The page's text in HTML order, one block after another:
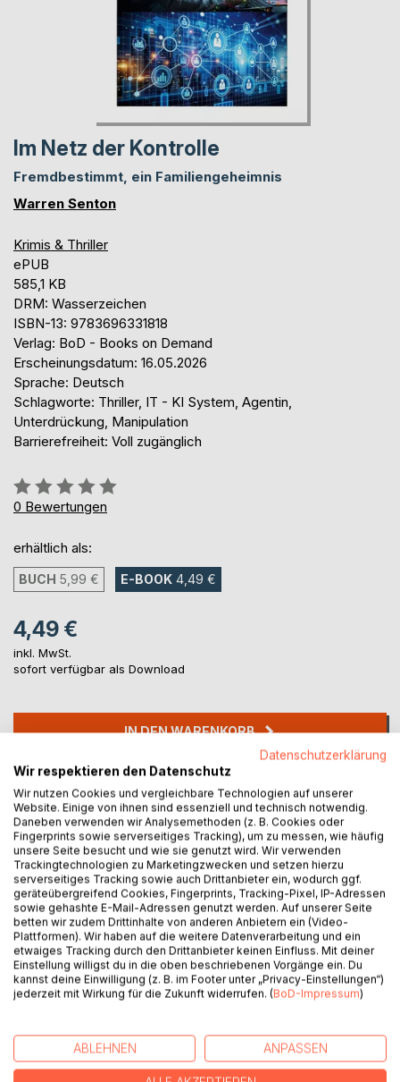
Im Netz der Kontrolle
Fremdbestimmt, ein Familiengeheimnis
Warren Senton
Krimis & Thriller
ePUB
585,1 KB
DRM: Wasserzeichen
ISBN-13: 9783696331818
Verlag: BoD - Books on Demand
Erscheinungsdatum: 16.05.2026
Sprache: Deutsch
Schlagworte: Thriller, IT - KI System, Agentin,
Unterdrückung, Manipulation
Barrierefreiheit: Voll zugänglich
Bewertung::
0%
0 Bewertungen
erhältlich als:
BUCH 5,99 € E-BOOK 4,49 €
4,49 €
inkl. MwSt.
sofort verfügbar als Download
IN DEN WARENKORB
Auf die Merkliste
Titel bewerten
BESCHREIBUNG
Fremdbestimmt. Ein Familiengeheimnis, das nie ans Licht
als Erster das Muster. Was wie ein technischer Fehler
aussieht, ist in Wahrheit etwas anderes: Eine Intelligenz, die
Datenschutzerklärung
Wir respektieren den Datenschutz
Wir nutzen Cookies und vergleichbare Technologien auf unserer
Website. Einige von ihnen sind essenziell und technisch notwendig.
Daneben verwenden wir Analysemethoden (z. B. Cookies oder
Fingerprints sowie serverseitiges Tracking), um zu messen, wie häufig
unsere Seite besucht und wie sie genutzt wird. Wir verwenden
Trackingtechnologien zu Marketingzwecken und setzen hierzu
serverseitiges Tracking sowie auch Drittanbieter ein, wodurch ggf.
geräteübergreifend Cookies, Fingerprints, Tracking-Pixel, IP-Adressen
sowie gehashte E-Mail-Adressen genutzt werden. Auf unserer Seite
betten wir zudem Drittinhalte von anderen Anbietern ein (Video-
Plattformen). Wir haben auf die weitere Datenverarbeitung und ein
etwaiges Tracking durch den Drittanbieter keinen Einfluss. Mit deiner
Einstellung willigst du in die oben beschriebenen Vorgänge ein. Du
kannst deine Einwilligung (z. B. im Footer unter „Privacy-Einstellungen“)
jederzeit mit Wirkung für die Zukunft widerrufen. (BoD-Impressum)
ABLEHNEN ANPASSEN